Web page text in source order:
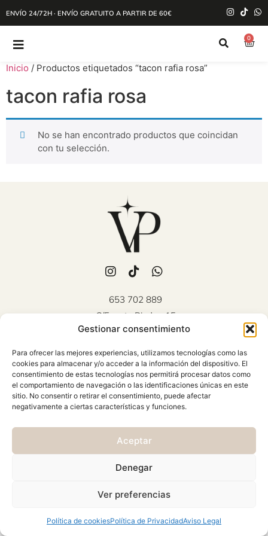
Gestionar consentimiento
Para ofrecer las mejores experiencias, utilizamos tecnologías como las
cookies para almacenar y/o acceder a la información del dispositivo. El
consentimiento de estas tecnologías nos permitirá procesar datos como
el comportamiento de navegación o las identificaciones únicas en este
sitio. No consentir o retirar el consentimiento, puede afectar
negativamente a ciertas características y funciones.
Aceptar
Denegar
Ver preferencias
Política de cookiesPolítica de PrivacidadAviso Legal
ENVÍO 24/72H · ENVÍO GRATUITO A PARTIR DE 60€
0
Inicio / Productos etiquetados “tacon rafia rosa”
tacon rafia rosa
No se han encontrado productos que coincidan
con tu selección.
653 702 889
C/Fuente Piedra, 15
Mollina (Málaga)
Viernes 10:00 - 18:00
AVISO LEGAL
CONDICIONES GENERALES
POLÍTICA DE PRIVACIDAD